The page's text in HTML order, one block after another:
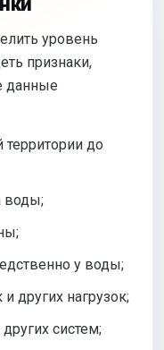
уровень
признаки,
данные
территории до
воды;
у воды;
других нагрузок;
систем;